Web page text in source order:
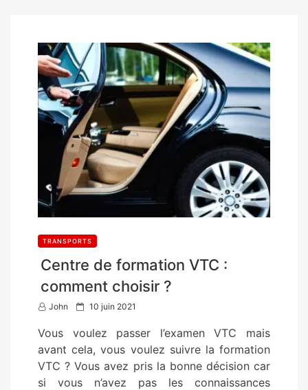
TRANSPORTS
Centre de formation VTC :
comment choisir ?
John
P
s
t
e
10 juin 2021
Vous voulez passer l’examen VTC mais
avant cela, vous voulez suivre la formation
VTC ? Vous avez pris la bonne décision car
si vous n’avez pas les connaissances